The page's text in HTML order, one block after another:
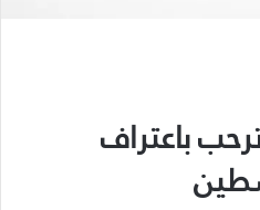
باعتراف